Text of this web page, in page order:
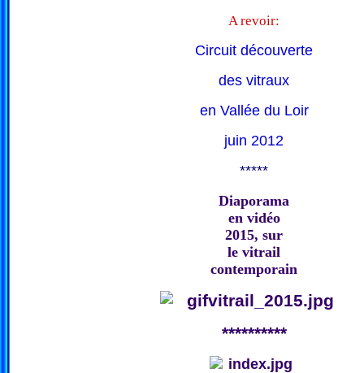
A revoir:
Circuit découverte
des vitraux
en Vallée du Loir
juin 2012
*****
Diaporama
en vidéo
2015, sur
le vitrail
contemporain
**********